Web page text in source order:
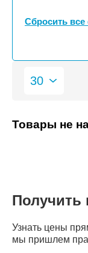
Сбросить
Товары не
Получить
Узнать цены
мы пришлем